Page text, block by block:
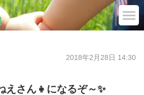
2018年2月28日 14:30
えさん👧になるぞ～✨